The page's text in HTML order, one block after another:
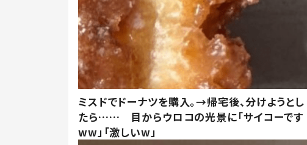
ミスドでドーナツを購入。→帰宅後、分けようとし
たら…… 目からウロコの光景に「サイコーです
ww」「激しいw」